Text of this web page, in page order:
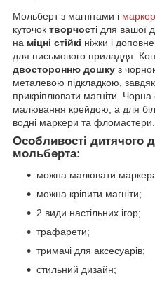
Мольберт з магнітами і
куточок творчості для вашої
на міцні стійкі ніжки і
для письмового приладдя.
двосторонню дошку з
металевою підкладкою,
прикріплювати магніти.
малювання крейдою, а для
водні маркери та фломастери.
Особливості дитячого
мольберта:
можна малювати
можна кріпити магніти;
2 види настільних ігор;
трафарети;
тримачі для аксесуарів;
стильний дизайн;